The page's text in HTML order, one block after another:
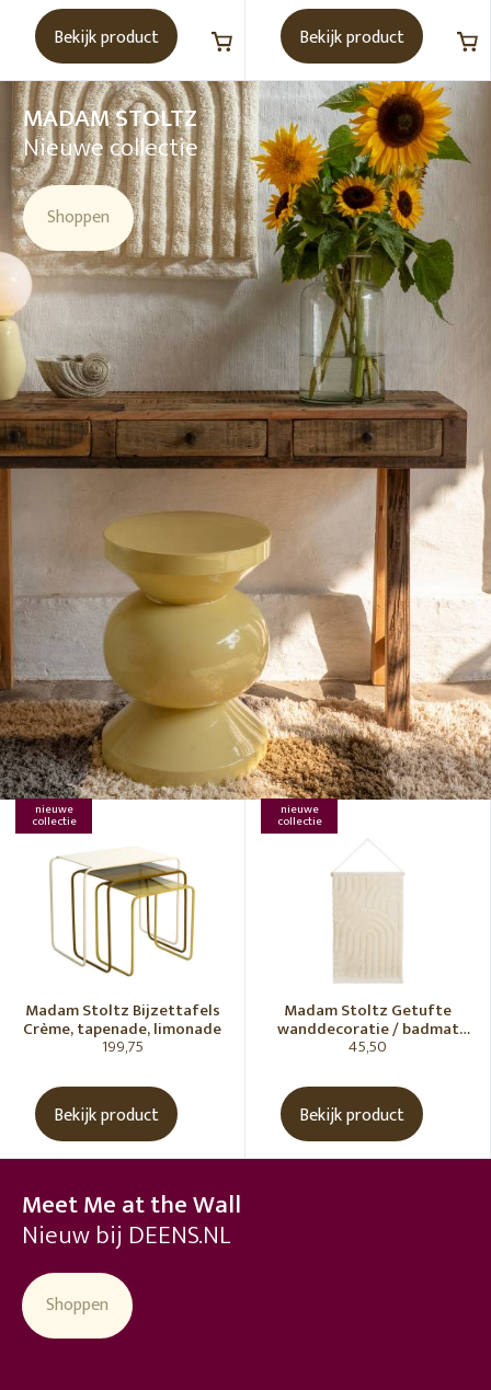
Bekijk product Bekijk product
MADAM STOLTZ
Nieuwe collectie
Shoppen
nieuwe
collectie
Madam Stoltz Bijzettafels
Crème, tapenade, limonade
199,75
Bekijk product
nieuwe
collectie
Madam Stoltz Getufte
wanddecoratie / badmat
Vanille
45,50
Bekijk product
Meet Me at the Wall
Nieuw bij DEENS.NL
Shoppen